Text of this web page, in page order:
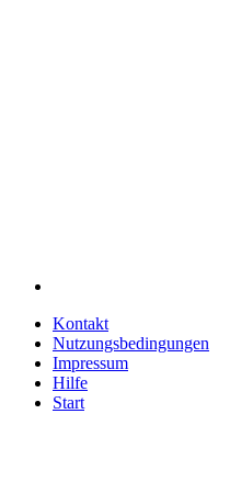
Kontakt
Nutzungsbedingungen
Impressum
Hilfe
Start